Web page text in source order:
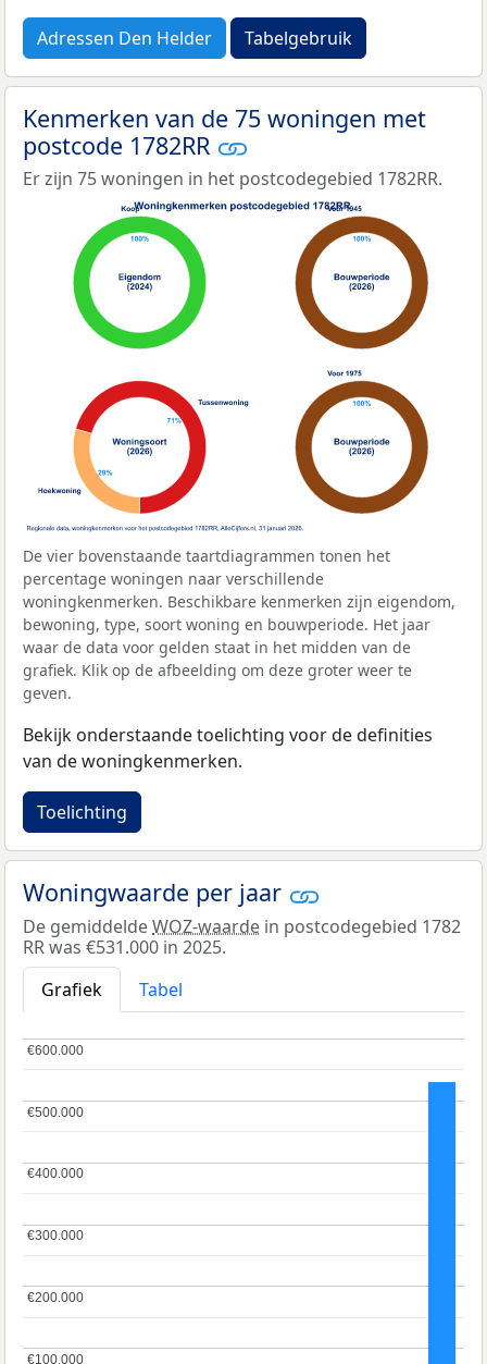
Adressen Den Helder Tabelgebruik
Kenmerken van de 75 woningen met
postcode 1782RR
Er zijn 75 woningen in het postcodegebied 1782RR.
De vier bovenstaande taartdiagrammen tonen het
percentage woningen naar verschillende
woningkenmerken. Beschikbare kenmerken zijn eigendom,
bewoning, type, soort woning en bouwperiode. Het jaar
waar de data voor gelden staat in het midden van de
grafiek. Klik op de afbeelding om deze groter weer te
geven.
Bekijk onderstaande toelichting voor de definities
van de woningkenmerken.
Toelichting
Woningwaarde per jaar
De gemiddeldeWOZ-waarde in postcodegebied 1782
RR was €531.000 in 2025.
Grafiek
Tabel
€100.000
€100.000
€200.000
€200.000
€300.000
€300.000
€400.000
€400.000
€500.000
€500.000
€600.000
€600.000